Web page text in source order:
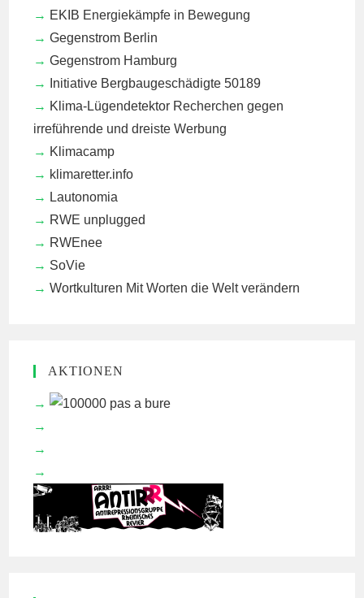
EKIB Energiekämpfe in Bewegung
Gegenstrom Berlin
Gegenstrom Hamburg
Initiative Bergbaugeschädigte 50189
Klima-Lügendetektor Recherchen gegen
irreführende und dreiste Werbung
Klimacamp
klimaretter.info
Lautonomia
RWE unplugged
RWEnee
SoVie
Wortkulturen Mit Worten die Welt verändern
AKTIONEN